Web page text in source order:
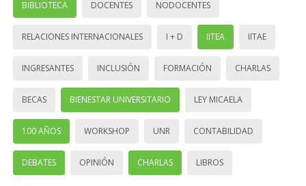
BIBLIOTECA DOCENTES NODOCENTES
RELACIONES INTERNACIONALES I + D IITEA IITAE
INGRESANTES INCLUSIÓN FORMACIÓN CHARLAS
BECAS BIENESTAR UNIVERSITARIO LEY MICAELA
100 AÑOS WORKSHOP UNR CONTABILIDAD
DEBATES OPINIÓN CHARLAS LIBROS